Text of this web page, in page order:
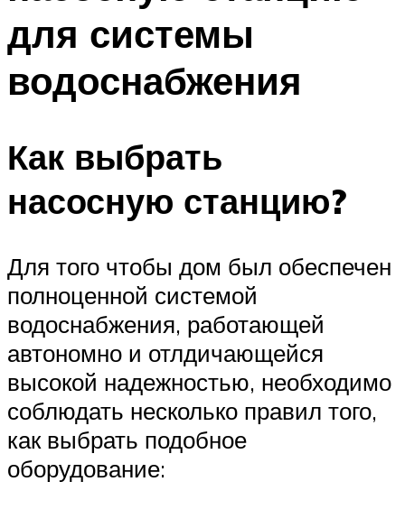
для системы
водоснабжения
Как выбрать
насосную станцию?
Для того чтобы дом был обеспечен
полноценной системой
водоснабжения, работающей
автономно и отлдичающейся
высокой надежностью, необходимо
соблюдать несколько правил того,
как выбрать подобное
оборудование: